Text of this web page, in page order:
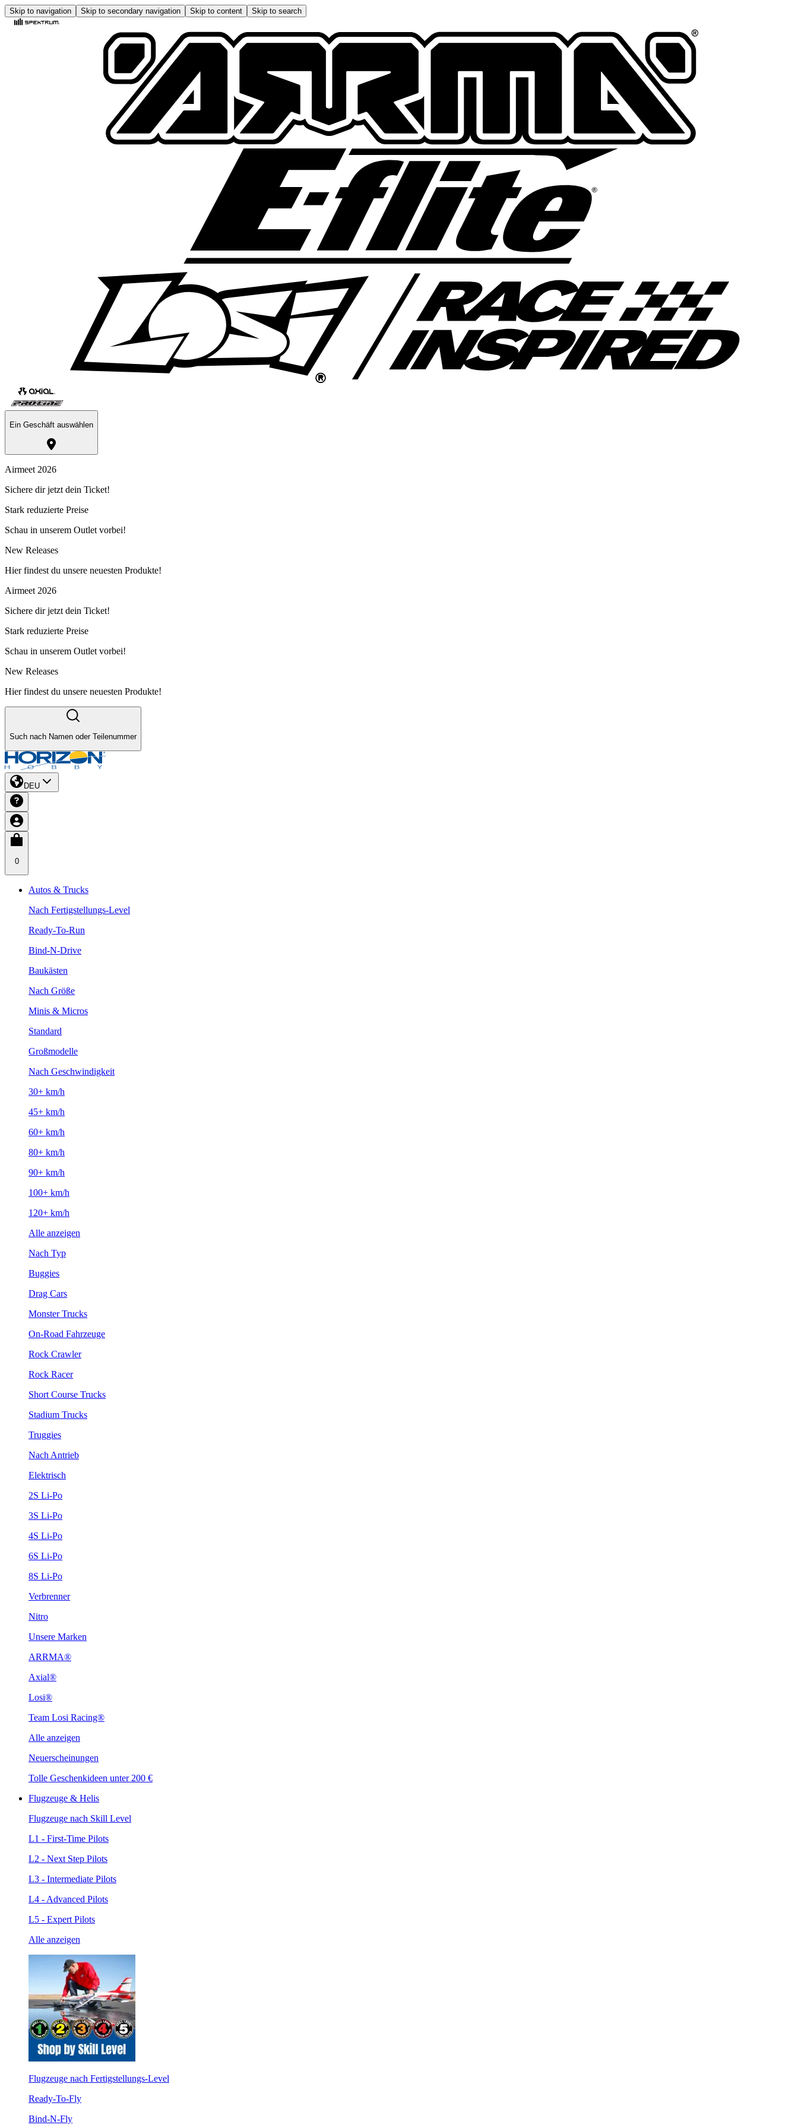
Skip to navigation Skip to secondary navigation Skip to content Skip to search
Ein Geschäft auswählen
Airmeet 2026
Sichere dir jetzt dein Ticket!
Stark reduzierte Preise
Schau in unserem Outlet vorbei!
New Releases
Hier findest du unsere neuesten Produkte!
Airmeet 2026
Sichere dir jetzt dein Ticket!
Stark reduzierte Preise
Schau in unserem Outlet vorbei!
New Releases
Hier findest du unsere neuesten Produkte!
Such nach Namen oder Teilenummer
DEU
0
Autos & Trucks
Nach Fertigstellungs-Level
Ready-To-Run
Bind-N-Drive
Baukästen
Nach Größe
Minis & Micros
Standard
Großmodelle
Nach Geschwindigkeit
30+ km/h
45+ km/h
60+ km/h
80+ km/h
90+ km/h
100+ km/h
120+ km/h
Alle anzeigen
Nach Typ
Buggies
Drag Cars
Monster Trucks
On-Road Fahrzeuge
Rock Crawler
Rock Racer
Short Course Trucks
Stadium Trucks
Truggies
Nach Antrieb
Elektrisch
2S Li-Po
3S Li-Po
4S Li-Po
6S Li-Po
8S Li-Po
Verbrenner
Nitro
Unsere Marken
ARRMA®
Axial®
Losi®
Team Losi Racing®
Alle anzeigen
Neuerscheinungen
Tolle Geschenkideen unter 200 €
Flugzeuge & Helis
Flugzeuge nach Skill Level
L1 - First-Time Pilots
L2 - Next Step Pilots
L3 - Intermediate Pilots
L4 - Advanced Pilots
L5 - Expert Pilots
Alle anzeigen
Flugzeuge nach Fertigstellungs-Level
Ready-To-Fly
Bind-N-Fly